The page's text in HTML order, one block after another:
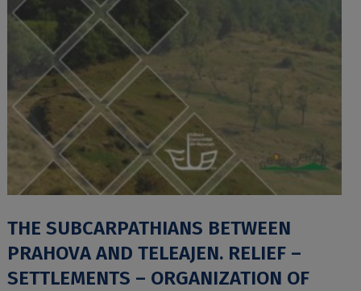
THE SUBCARPATHIANS BETWEEN
PRAHOVA AND TELEAJEN. RELIEF –
SETTLEMENTS – ORGANIZATION OF